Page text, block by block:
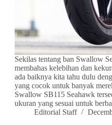
Sekilas tentang ban Swallow
membahas kelebihan dan
ada baiknya kita tahu dulu
yang cocok untuk banyak
Swallow SB115 Seahawk
ukuran yang sesuai untuk
Editorial Staff